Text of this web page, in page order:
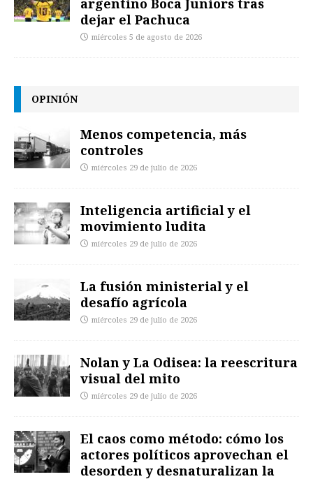
argentino Boca Juniors tras
dejar el Pachuca
miércoles 5 de agosto de 2026
OPINIÓN
Menos competencia, más
controles
miércoles 29 de julio de 2026
Inteligencia artificial y el
movimiento ludita
miércoles 29 de julio de 2026
La fusión ministerial y el
desafío agrícola
miércoles 29 de julio de 2026
Nolan y La Odisea: la reescritura
visual del mito
miércoles 29 de julio de 2026
El caos como método: cómo los
actores políticos aprovechan el
desorden y desnaturalizan la